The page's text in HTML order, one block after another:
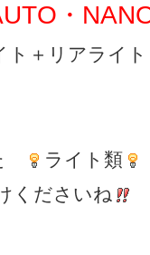
・
ト＋リアライ
ライト類
くださいね